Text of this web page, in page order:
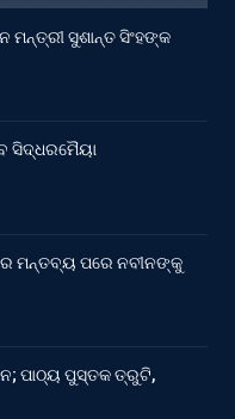
ମନ୍ତ୍ରୀ ସୁଶାନ୍ତ ସିଂହଙ୍କ
ସିଦ୍ଧରମୈୟା
ମନ୍ତବ୍ୟ ପରେ ନବୀନଙ୍କୁ
ପାଠ୍ୟ ପୁସ୍ତକ ତ୍ରୁଟି,